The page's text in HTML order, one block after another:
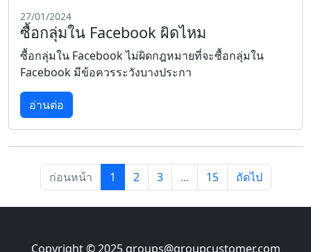
27/01/2024
ซื้อกลุ่มใน Facebook ผิดไหม
ซื้อกลุ่มใน Facebook ไม่ผิดกฎหมายที่จะซื้อกลุ่มใน
Facebook มีข้อควรระวังบางประกา
อ่านต่อ
ก่อนหน้า 1 2 3 ... 15 ถัดไป
Copyright © 2025 groups@groupcustomer.com